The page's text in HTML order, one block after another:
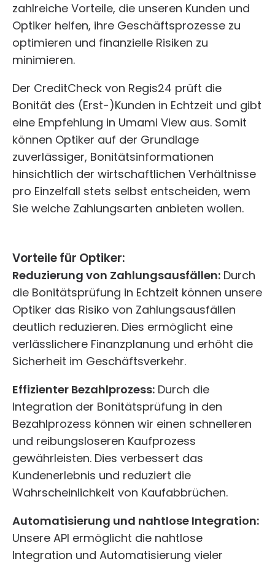
zahlreiche Vorteile, die unseren Kunden und
Optiker helfen, ihre Geschäftsprozesse zu
optimieren und finanzielle Risiken zu
minimieren.
Der CreditCheck von Regis24 prüft die
Bonität des (Erst-)Kunden in Echtzeit und gibt
eine Empfehlung in Umami View aus. Somit
können Optiker auf der Grundlage
zuverlässiger, Bonitätsinformationen
hinsichtlich der wirtschaftlichen Verhältnisse
pro Einzelfall stets selbst entscheiden, wem
Sie welche Zahlungsarten anbieten wollen.
Vorteile für Optiker:
Reduzierung von Zahlungsausfällen: Durch
die Bonitätsprüfung in Echtzeit können unsere
Optiker das Risiko von Zahlungsausfällen
deutlich reduzieren. Dies ermöglicht eine
verlässlichere Finanzplanung und erhöht die
Sicherheit im Geschäftsverkehr.
Effizienter Bezahlprozess: Durch die
Integration der Bonitätsprüfung in den
Bezahlprozess können wir einen schnelleren
und reibungsloseren Kaufprozess
gewährleisten. Dies verbessert das
Kundenerlebnis und reduziert die
Wahrscheinlichkeit von Kaufabbrüchen.
Automatisierung und nahtlose Integration:
Unsere API ermöglicht die nahtlose
Integration und Automatisierung vieler